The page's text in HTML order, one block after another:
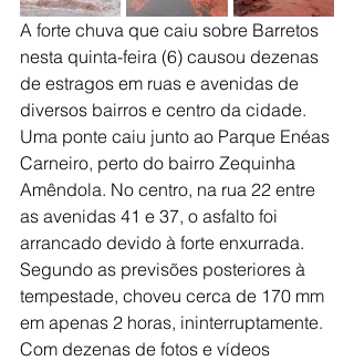
A forte chuva que caiu sobre Barretos
nesta quinta-feira (6) causou dezenas
de estragos em ruas e avenidas de
diversos bairros e centro da cidade.
Uma ponte caiu junto ao Parque Enéas
Carneiro, perto do bairro Zequinha
Amêndola. No centro, na rua 22 entre
as avenidas 41 e 37, o asfalto foi
arrancado devido à forte enxurrada.
Segundo as previsões posteriores à
tempestade, choveu cerca de 170 mm
em apenas 2 horas, ininterruptamente.
Com dezenas de fotos e vídeos